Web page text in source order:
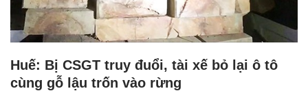
Huế: Bị CSGT truy đuổi, tài xế bỏ lại ô tô
cùng gỗ lậu trốn vào rừng